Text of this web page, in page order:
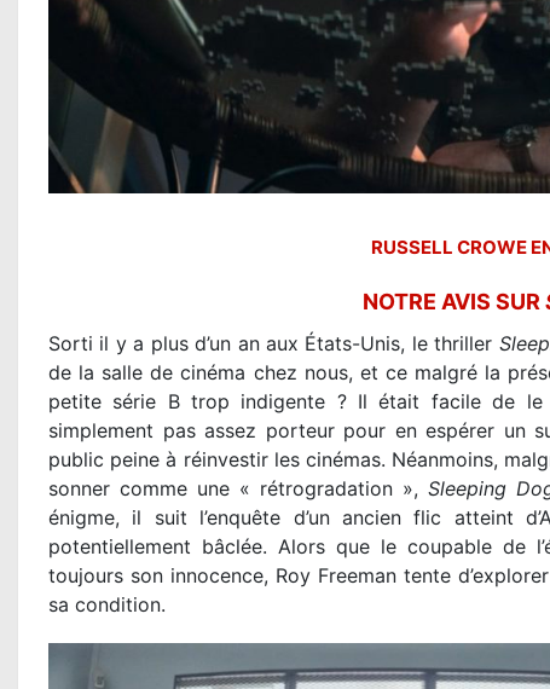
RUSSELL CROWE
NOTRE AVIS SUR
Sorti il y a plus d’un an aux États-Unis, le thriller
de la salle de cinéma chez nous, et ce malgré la
petite série B trop indigente ? Il était facile de
simplement pas assez porteur pour en espérer un
public peine à réinvestir les cinémas. Néanmoins,
sonner comme une « rétrogradation », Sleeping
énigme, il suit l’enquête d’un ancien flic atteint
potentiellement bâclée. Alors que le coupable de
toujours son innocence, Roy Freeman tente
sa condition.